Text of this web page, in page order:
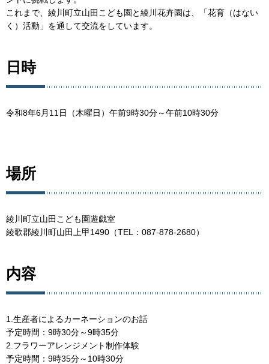
これまで、綾川町立山田こども園と綾川花卉園は、「花育（はない
く）活動」を通して交流をしています。
日時
令和8年6月11日（木曜日）午前9時30分～午前10時30分
場所
綾川町立山田こども園遊戯室
綾歌郡綾川町山田上甲1490（TEL：087-878-2680）
内容
1.生産者によるカーネーションのお話
予定時間：9時30分～9時35分
2.フラワーアレンジメント制作体験
予定時間：9時35分～10時30分